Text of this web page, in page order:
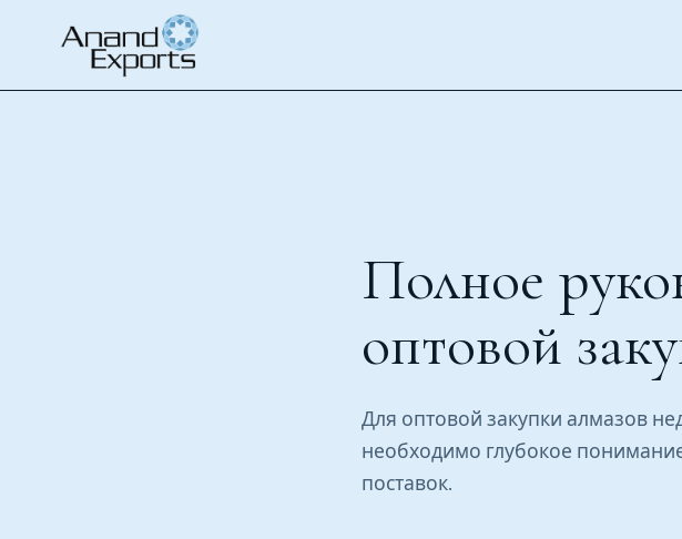
Our Capabilities
Wholesale Diamond Procurement
Полное
оптовой
Для оптовой закупки алмазов
необходимо глубокое
поставок.